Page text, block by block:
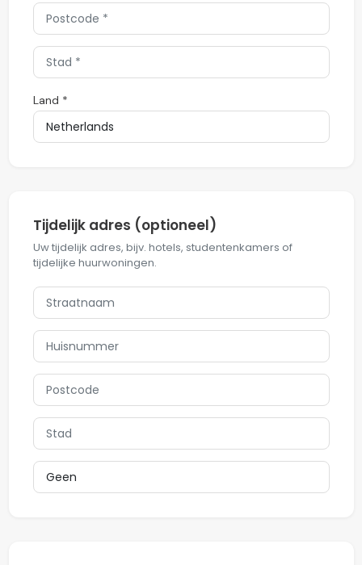
Land *
Tijdelijk adres (optioneel)
Uw tijdelijk adres, bijv. hotels, studentenkamers of
tijdelijke huurwoningen.